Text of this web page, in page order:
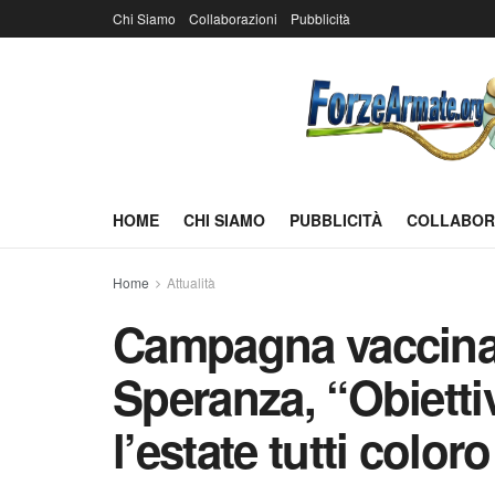
Chi Siamo Collaborazioni Pubblicità
HOME CHI SIAMO PUBBLICITÀ
Home Attualità
Campagna
Speranza,
l’estate tutti